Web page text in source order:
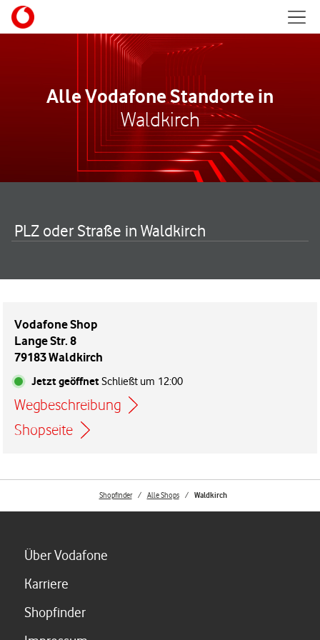
Skip to content
Alle Vodafone Standorte in
Waldkirch
PLZ oder Straße in Waldkirch
Vodafone Shop
Lange Str. 8
79183 Waldkirch
Jetzt geöffnetSchließt um 12:00
Wegbeschreibung
Link öffnet in einem neuen Tab
Shopseite
Shopfinder Alle Shops Waldkirch
Über Vodafone
Karriere
ShopfinderLink öffnet in einem neuen Tab